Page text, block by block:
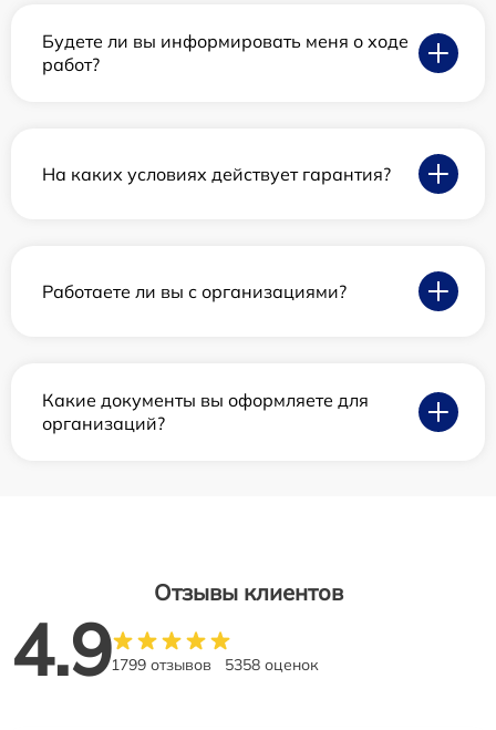
Будете ли вы информировать меня о ходе
работ?
На каких условиях действует гарантия?
Работаете ли вы с организациями?
Какие документы вы оформляете для
организаций?
Отзывы клиентов
4.91799 отзывов 5358 оценок